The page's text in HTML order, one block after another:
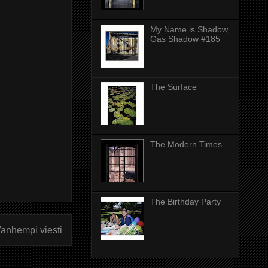
viesti
My Name is Shadow,
Gas Shadow #185
The Surface
The Modern Times
The Birthday Party